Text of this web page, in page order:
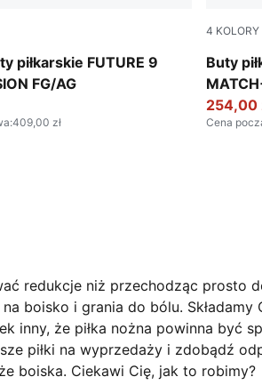
piłkarskie FUTURE 9
FG/AG
Stream-Bright Aqua-PUMA White
:409,00 zł
4 KOLORY
Buty
Poison
254,00
Cena
redukcje niż przechodząc prosto
boisko i grania do bólu. Składamy
inny, że piłka nożna powinna być
piłki na wyprzedaży i zdobądź
boiska. Ciekawi Cię, jak to robimy?